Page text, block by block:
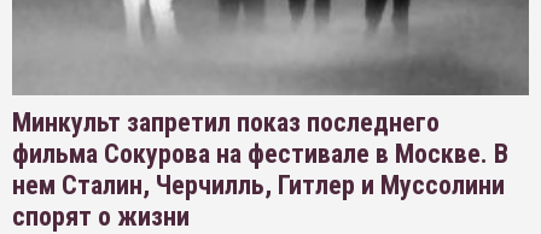
Минкульт запретил показ последнего
фильма Сокурова на фестивале в Москве. В
нем Сталин, Черчилль, Гитлер и Муссолини
спорят о жизни